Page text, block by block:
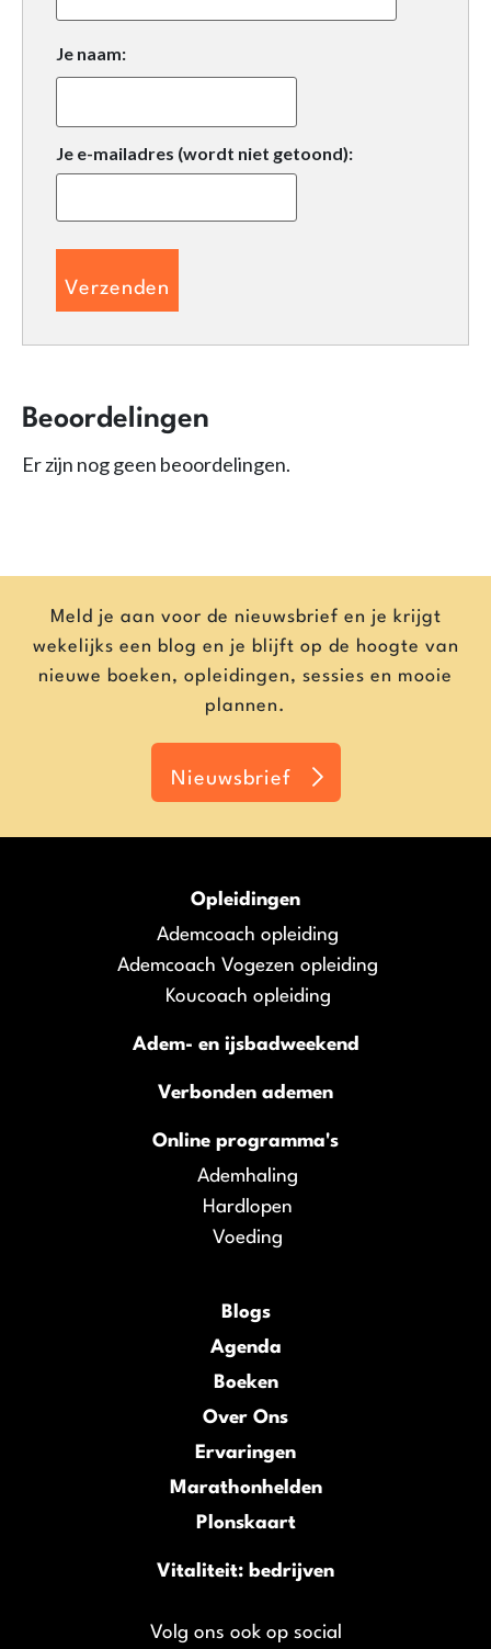
Je naam:
Je e-mailadres (wordt niet getoond):
Beoordelingen
Er zijn nog geen beoordelingen.
Meld je aan voor de nieuwsbrief en je krijgt
wekelijks een blog en je blijft op de hoogte van
nieuwe boeken, opleidingen, sessies en mooie
plannen.
Nieuwsbrief
Opleidingen
Ademcoach opleiding
Ademcoach Vogezen opleiding
Koucoach opleiding
Adem- en ijsbadweekend
Verbonden ademen
Online programma's
Ademhaling
Hardlopen
Voeding
Blogs
Agenda
Boeken
Over Ons
Ervaringen
Marathonhelden
Plonskaart
Vitaliteit: bedrijven
Volg ons ook op social